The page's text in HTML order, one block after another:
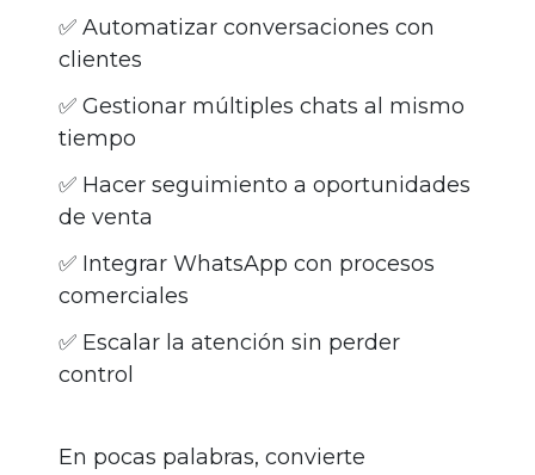
✅ Automatizar conversaciones con
clientes
✅ Gestionar múltiples chats al mismo
tiempo
✅ Hacer seguimiento a oportunidades
de venta
✅ Integrar WhatsApp con procesos
comerciales
✅ Escalar la atención sin perder
control
En pocas palabras, convierte